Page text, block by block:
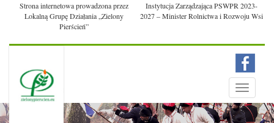
Strona internetowa prowadzona przez
Lokalną Grupę Działania „Zielony
Pierścień”
Instytucja Zarządzająca PSWPR 2023-
2027 – Minister Rolnictwa i Rozwoju Wsi
Toggle
Menu